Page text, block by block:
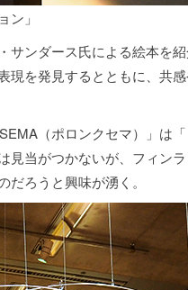
ン」
サンダース氏による絵本を
現を発見するとともに、共
（ポロンクセマ）」は
見当がつかないが、フィン
ろうと興味が湧く。